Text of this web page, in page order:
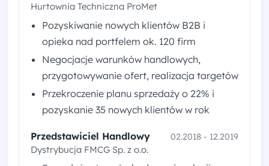
Hurtownia Techniczna ProMet
Pozyskiwanie nowych klientów B2B i
opieka nad portfelem ok. 120 firm
Negocjacje warunków handlowych,
przygotowywanie ofert, realizacja targetów
Przekroczenie planu sprzedaży o 22% i
pozyskanie 35 nowych klientów w rok
Przedstawiciel Handlowy 02.2018 - 12.2019
Dystrybucja FMCG Sp. z o.o.